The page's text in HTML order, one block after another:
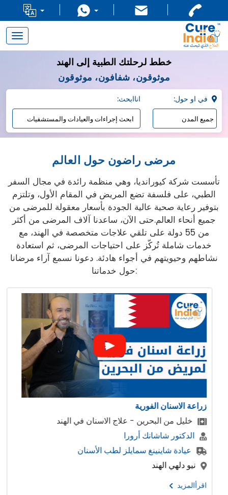
Toggle
navigation
خطط لرحلتك الطبية إلى الهند
موثوقون، شفافون، موثوقون
:اناابحث
مرضى راضون حول العالم
تأسست شركة كيورانديا، وهي منظمة رائدة في مجال السفر
الطبي، على فلسفة تضع المريض في المقام الأول، وتلتزم
بتوفير رعاية صحية عالية الجودة بأسعار معقولة للمرضى من
جميع أنحاء العالم.حتى الآن، ساعدنا آلاف المرضى من أكثر
من 55 دولة على تلقي علاجات متخصصة في الهند، مع
خدمات شاملة تُركّز على احتياجات المرضى، ثم استعادة
نشاطهم وحيويتهم في أجواء هادئة. دعونا نسمع آراء مرضانا
حول خدماتنا:
زراعة الاسنان الفورية
خليل من البحرين - علاج الاسنان في الهند
الدكتور شاشانك أرورا
عيادة شاينينغ سمايلز لطب الأسنان
نيو دلهي الهند
اقرأالمزيد